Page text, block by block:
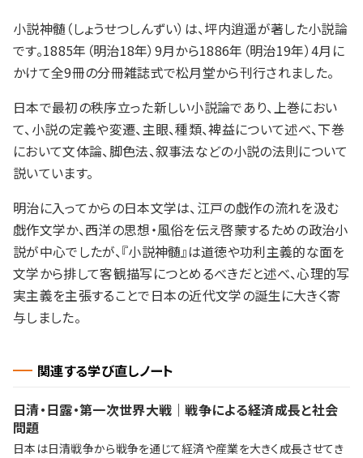
小説神髄（しょうせつしんずい）は、坪内逍遥が著した小説論
です。1885年（明治18年）9月から1886年（明治19年）4月に
かけて全9冊の分冊雑誌式で松月堂から刊行されました。
日本で最初の秩序立った新しい小説論であり、上巻におい
て、小説の定義や変遷、主眼、種類、裨益について述べ、下巻
において文体論、脚色法、叙事法などの小説の法則について
説いています。
明治に入ってからの日本文学は、江戸の戯作の流れを汲む
戯作文学か、西洋の思想・風俗を伝え啓蒙するための政治小
説が中心でしたが、『小説神髄』は道徳や功利主義的な面を
文学から排して客観描写につとめるべきだと述べ、心理的写
実主義を主張することで日本の近代文学の誕生に大きく寄
与しました。
関連する学び直しノート
日清・日露・第一次世界大戦｜戦争による経済成長と社会
問題
日本は日清戦争から戦争を通じて経済や産業を大きく成長させてき